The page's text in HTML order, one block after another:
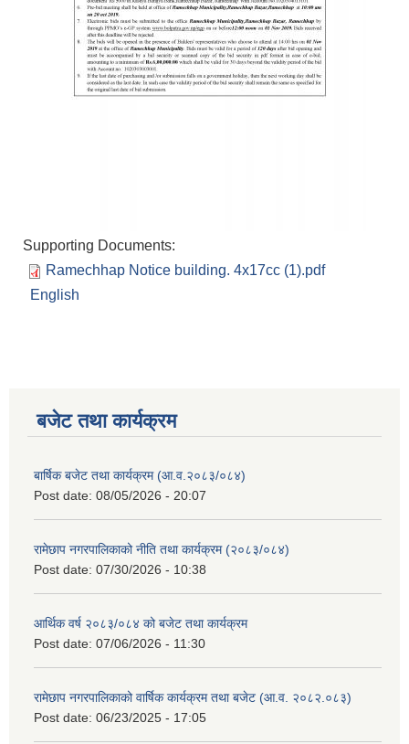
Supporting Documents:
Ramechhap Notice building. 4x17cc (1).pdf
English
बजेट तथा कार्यक्रम
बार्षिक बजेट तथा कार्यक्रम (आ.व.२०८३/०८४)
Post date: 08/05/2026 - 20:07
रामेछाप नगरपालिकाको नीति तथा कार्यक्रम (२०८३/०८४)
Post date: 07/30/2026 - 10:38
आर्थिक वर्ष २०८३/०८४ को बजेट तथा कार्यक्रम
Post date: 07/06/2026 - 11:30
रामेछाप नगरपालिकाको वार्षिक कार्यक्रम तथा बजेट (आ.व. २०८२.०८३)
Post date: 06/23/2025 - 17:05